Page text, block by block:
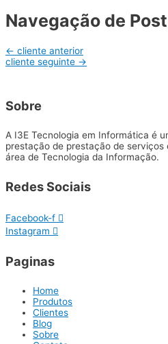
Navegação de Post
← cliente anterior
cliente seguinte →
Sobre
A I3E Tecnologia em Informática é
prestação de prestação de serviços
área de Tecnologia da Informação.
Redes Sociais
Facebook-f
Instagram
Paginas
Home
Produtos
Clientes
Blog
Sobre